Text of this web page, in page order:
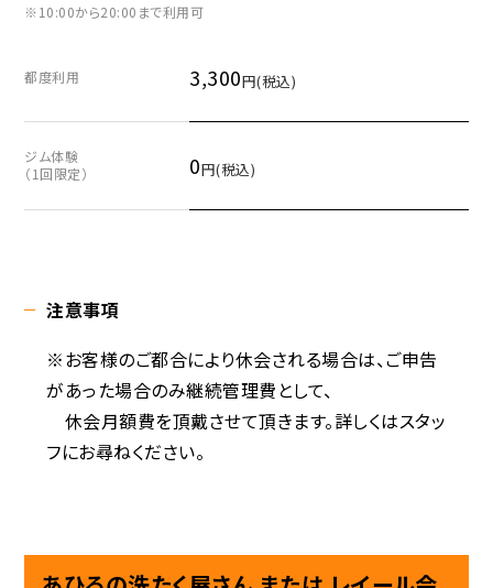
※10:00から20:00まで利用可
都度利用 3,300円(税込)
ジム体験
（1回限定）
0円(税込)
注意事項
※お客様のご都合により休会される場合は、ご申告
があった場合のみ継続管理費として、
休会月額費を頂戴させて頂きます。詳しくはスタッ
フにお尋ねください。